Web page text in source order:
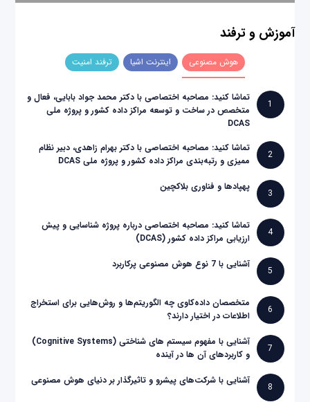
آموزش و ترفند
هوش مصنوعی اینترنت اشیا ترفند امنیت
1
تماشا کنید: مصاحبه اختصاصی با دکتر محمد جواد بابایی، فعال و
متخصص در ساخت و توسعه مراکز داده کشور و پروژه ملی
DCAS
2
تماشا کنید: مصاحبه اختصاصی با دکتر بهرام زاهدی، دبیر نظام
ممیزی و رتبه‌بندی مراکز داده کشور و پروژه ملی DCAS
3
پهپادها و فناوری بلاکچین
4
تماشا کنید: مصاحبه اختصاصی درباره پروژه شناسایی و پیش
ارزیابی مراکز داده کشور (DCAS)
5
آشنایی با 7 نوع هوش مصنوعی پرکاربرد
6
متخصصان داده‌کاوی چه الگوریتم‌ها و روش‌هایی برای استخراج
اطلاعات در اختیار دارند؟
7
آشنایی با مفهوم سیستم های شناختی (Cognitive Systems)
و کاربردهای آن ها در آینده
8
آشنایی با شرکت‌های پیشرو و تاثیرگذار بر دنیای هوش مصنوعی